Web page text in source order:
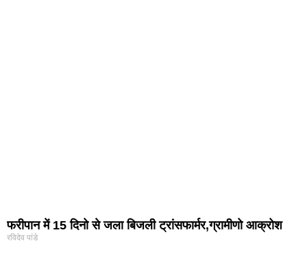
फरीपान में 15 दिनो से जला बिजली ट्रांसफार्मर,ग्रामीणो आक्रोश
रविदेव पांडे